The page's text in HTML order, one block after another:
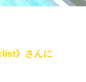
》さんに